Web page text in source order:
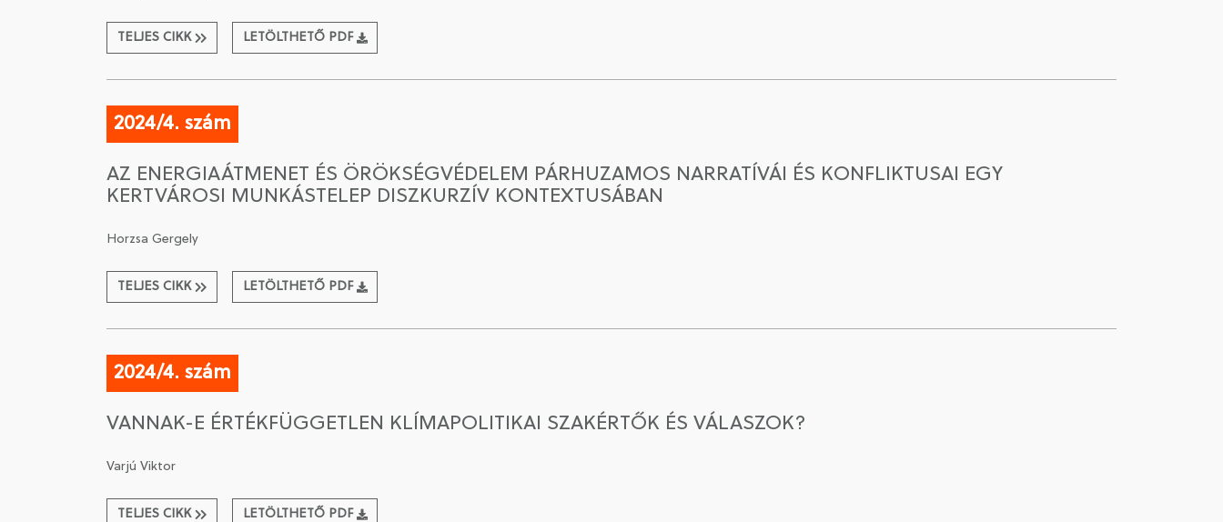
TELJES CIKK LETÖLTHETŐ PDF
2024/4. szám
AZ ENERGIAÁTMENET ÉS ÖRÖKSÉGVÉDELEM PÁRHUZAMOS NARRATÍVÁI ÉS KONFLIKTUSAI EGY
KERTVÁROSI MUNKÁSTELEP DISZKURZÍV KONTEXTUSÁBAN
Horzsa Gergely
TELJES CIKK LETÖLTHETŐ PDF
2024/4. szám
VANNAK-E ÉRTÉKFÜGGETLEN KLÍMAPOLITIKAI SZAKÉRTŐK ÉS VÁLASZOK?
Varjú Viktor
TELJES CIKK LETÖLTHETŐ PDF